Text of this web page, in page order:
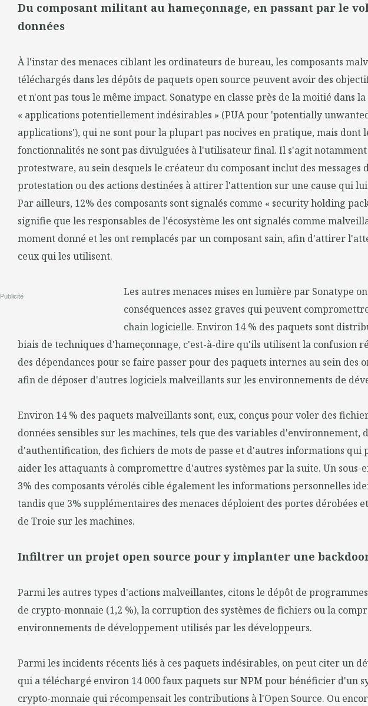
Du composant militant au hameçonnage, en passant par le
données
À l'instar des menaces ciblant les ordinateurs de bureau, les composants
téléchargés dans les dépôts de paquets open source peuvent avoir des
et n'ont pas tous le même impact. Sonatype en classe près de la moitié dans
« applications potentiellement indésirables » (PUA pour 'potentially
applications'), qui ne sont pour la plupart pas nocives en pratique, mais dont
fonctionnalités ne sont pas divulguées à l'utilisateur final. Il s'agit notamment
protestware, au sein desquels le créateur du composant inclut des messages
protestation ou des actions destinées à attirer l'attention sur une cause qui
Par ailleurs, 12% des composants sont signalés comme « security holding
signifie que les responsables de l'écosystème les ont signalés comme
moment donné et les ont remplacés par un composant sain, afin d'attirer
ceux qui les utilisent.
Publicité
Les autres menaces mises en lumière par Sonatype
conséquences assez graves qui peuvent
chain logicielle. Environ 14 % des paquets sont
biais de techniques d'hameçonnage, c'est-à-dire qu'ils utilisent la confusion
des dépendances pour se faire passer pour des paquets internes au sein des
afin de déposer d'autres logiciels malveillants sur les environnements de
Environ 14 % des paquets malveillants sont, eux, conçus pour voler des
données sensibles sur les machines, tels que des variables d'environnement,
d'authentification, des fichiers de mots de passe et d'autres informations qui
aider les attaquants à compromettre d'autres systèmes par la suite. Un sous-
3% des composants vérolés cible également les informations personnelles
tandis que 3% supplémentaires des menaces déploient des portes dérobées
de Troie sur les machines.
Infiltrer un projet open source pour y implanter une
Parmi les autres types d'actions malveillantes, citons le dépôt de
de crypto-monnaie (1,2 %), la corruption des systèmes de fichiers ou la
environnements de développement utilisés par les développeurs.
Parmi les incidents récents liés à ces paquets indésirables, on peut citer un
qui a téléchargé environ 14 000 faux paquets sur NPM pour bénéficier d'un
crypto-monnaie qui récompensait les contributions à l'Open Source. Ou